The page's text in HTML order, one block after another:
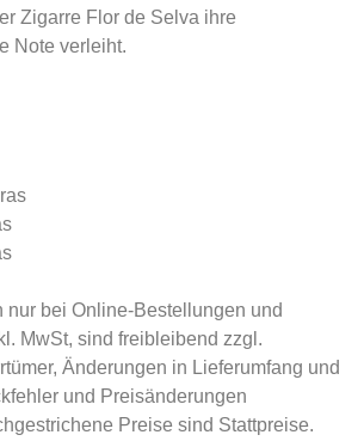
Zigarre Flor de Selva ihre
Note verleiht.
nur bei Online-Bestellungen und
MwSt, sind freibleibend zzgl.
Änderungen in Lieferumfang und
und Preisänderungen
Preise sind Stattpreise.